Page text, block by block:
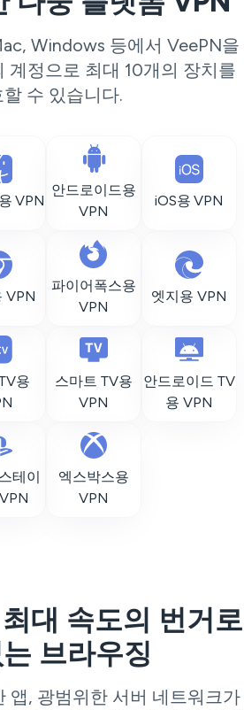
Windows 등에서 VeePN을
계정으로 최대 10개의 장치를
할 수 있습니다.
VPN
안드로이드용
VPN
iOS용 VPN
VPN
파이어폭스용
VPN
엣지용 VPN
용
스마트 TV용
VPN
안드로이드 TV
용 VPN
테이
엑스박스용
VPN
대 속도의 번거로
브라우징
앱, 광범위한 서버 네트워크가